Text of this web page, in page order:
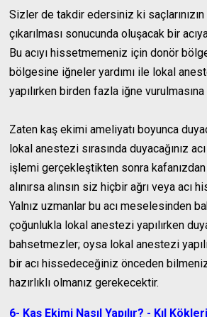
Sizler de takdir edersiniz ki
çıkarılması sonucunda oluşacak bir
Bu acıyı hissetmemeniz için donör
bölgesine iğneler yardımı ile lokal
yapılırken birden fazla iğne
Zaten kaş ekimi ameliyatı boyunca
lokal anestezi sırasında duyacağınız
işlemi gerçekleştikten sonra kafanızdan
alınırsa alınsın siz hiçbir ağrı veya acı
Yalnız uzmanlar bu acı meselesinden
çoğunlukla lokal anestezi yapılırken
bahsetmezler; oysa lokal anestezi
bir acı hissedeceğiniz önceden
hazırlıklı olmanız gerekecektir.
6- Kaş Ekimi Nasıl Yapılır? - Kıl